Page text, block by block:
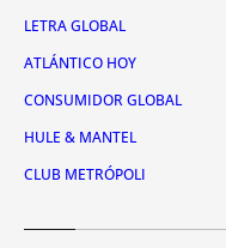
LETRA GLOBAL
ATLÁNTICO HOY
CONSUMIDOR GLOBAL
HULE & MANTEL
CLUB METRÓPOLI